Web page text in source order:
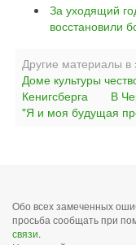
За уходящий
восстановили
Другие материалы в
Доме культуры
Кенигсберга
В
"Я и моя будущая
Обо всех замеченных
просьба сообщать при
связи.